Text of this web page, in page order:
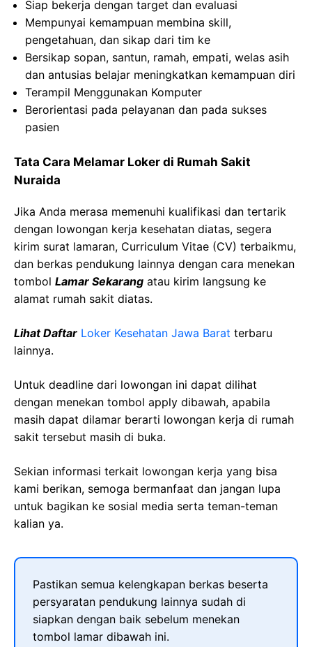
Siap bekerja dengan target dan evaluasi
Mempunyai kemampuan membina skill,
pengetahuan, dan sikap dari tim ke
Bersikap sopan, santun, ramah, empati, welas asih
dan antusias belajar meningkatkan kemampuan diri
Terampil Menggunakan Komputer
Berorientasi pada pelayanan dan pada sukses
pasien
Tata Cara Melamar Loker di Rumah Sakit
Nuraida
Jika Anda merasa memenuhi kualifikasi dan tertarik
dengan lowongan kerja kesehatan diatas, segera
kirim surat lamaran, Curriculum Vitae (CV) terbaikmu,
dan berkas pendukung lainnya dengan cara menekan
tombol Lamar Sekarang atau kirim langsung ke
alamat rumah sakit diatas.
Lihat Daftar Loker Kesehatan Jawa Barat terbaru
lainnya.
Untuk deadline dari lowongan ini dapat dilihat
dengan menekan tombol apply dibawah, apabila
masih dapat dilamar berarti lowongan kerja di rumah
sakit tersebut masih di buka.
Sekian informasi terkait lowongan kerja yang bisa
kami berikan, semoga bermanfaat dan jangan lupa
untuk bagikan ke sosial media serta teman-teman
kalian ya.
Pastikan semua kelengkapan berkas beserta
persyaratan pendukung lainnya sudah di
siapkan dengan baik sebelum menekan
tombol lamar dibawah ini.